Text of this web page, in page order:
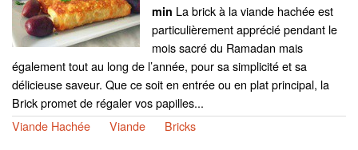
min La brick à la viande hachée est
particulièrement apprécié pendant le
mois sacré du Ramadan mais
également tout au long de l’année, pour sa simplicité et sa
délicieuse saveur. Que ce soit en entrée ou en plat principal, la
Brick promet de régaler vos papilles...
Viande Hachée
Viande Bricks